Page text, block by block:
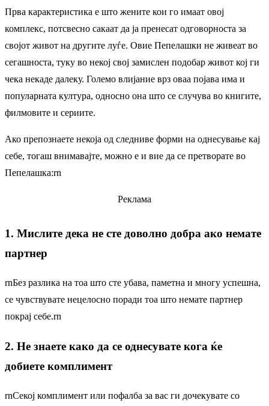
Прва карактеристика е што жените кои го имаат овој
комплекс, потсвесно сакаат да ја пренесат одговорноста за
својот живот на другите луѓе. Овие Пепелашки не живеат во
сегашноста, туку во некој свој замислен подобар живот кој ги
чека некаде далеку. Големо влијание врз оваа појава има и
популарната култура, односно она што се случува во книгите,
филмовите и сериите.
Ако препознаете некоја од следниве форми на однесување кај
себе, тогаш внимавајте, можно е и вие да се претворате во
Пепелашка:rn
Реклама
1. Мислите дека не сте доволно добра ако немате
партнер
rnБез разлика на тоа што сте убава, паметна и многу успешна,
се чувствувате нецелосно поради тоа што немате партнер
покрај себе.rn
2. Не знаете како да се однесувате кога ќе
добиете комплимент
rnСекој комплимент или пофалба за вас ги дочекувате со